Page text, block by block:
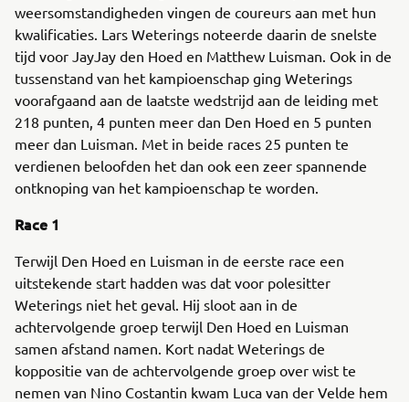
weersomstandigheden vingen de coureurs aan met hun
kwalificaties. Lars Weterings noteerde daarin de snelste
tijd voor JayJay den Hoed en Matthew Luisman. Ook in de
tussenstand van het kampioenschap ging Weterings
voorafgaand aan de laatste wedstrijd aan de leiding met
218 punten, 4 punten meer dan Den Hoed en 5 punten
meer dan Luisman. Met in beide races 25 punten te
verdienen beloofden het dan ook een zeer spannende
ontknoping van het kampioenschap te worden.
Race 1
Terwijl Den Hoed en Luisman in de eerste race een
uitstekende start hadden was dat voor polesitter
Weterings niet het geval. Hij sloot aan in de
achtervolgende groep terwijl Den Hoed en Luisman
samen afstand namen. Kort nadat Weterings de
koppositie van de achtervolgende groep over wist te
nemen van Nino Costantin kwam Luca van der Velde hem